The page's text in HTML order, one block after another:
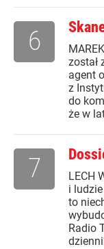
został
agent
z
do
że w
6
LECH
i
to
Radio
7